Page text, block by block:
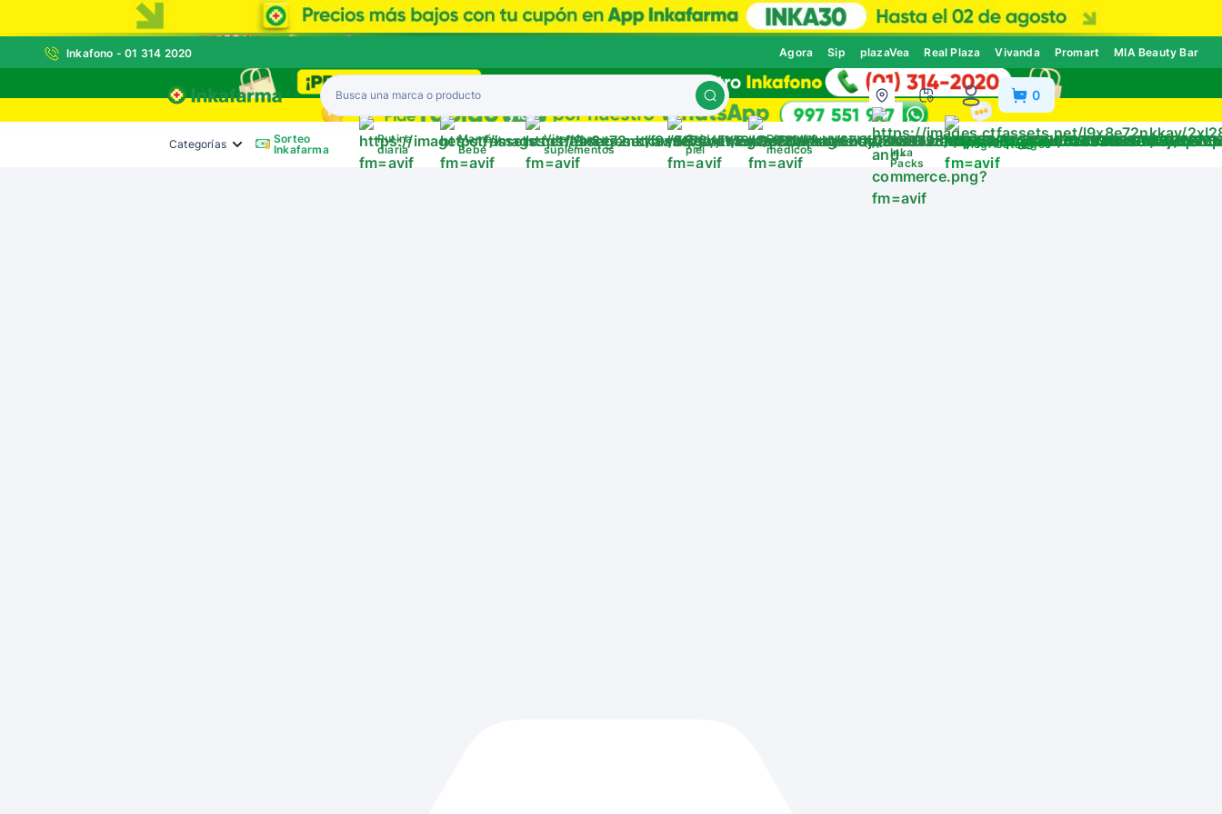
Inkafono - 01 314 2020 Agora Sip plazaVea Real Plaza Vivanda Promart MIA Beauty Bar
0
Categorías
Sorteo
Inkafarma
Rutina
diaria
Mamá y
Bebé
Vitaminas y
suplementos
Cuida tu
piel
Dispositivos
médicos
Inka
Packs
Blog Catálogos